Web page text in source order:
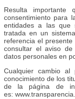
Resulta
consentimiento para
entidades a las que
tratada en un
referencia el
consultar el aviso
datos personales en
Cualquier cambio
conocimiento de los
de la página de
es: